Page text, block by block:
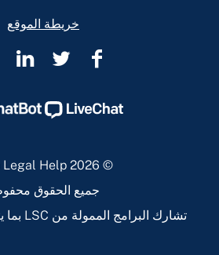
خريطة الموقع
Ohio
Help
Page
Ohio
Help
Page
Ohio
Help
Page
جميع الحقوق محفوظة
تشارك البرامج الممولة من LSC بما يتوافق مع قيود LSC.